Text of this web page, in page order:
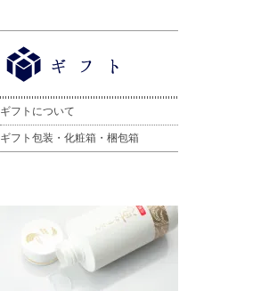
ギフトについて
ギフト包装・化粧箱・梱包箱